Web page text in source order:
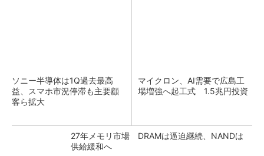
ソニー半導体は1Q過去最高
益、スマホ市況停滞も主要顧
客ら拡大
マイクロン、AI需要で広島工
場増強へ起工式 1.5兆円投資
27年メモリ市場 DRAMは逼迫継続、NANDは
供給緩和へ